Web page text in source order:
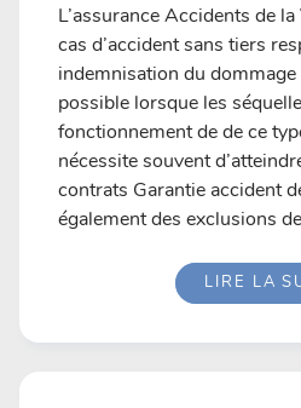
L’assurance Accidents de
cas d’accident sans tiers
indemnisation du
possible lorsque les
fonctionnement de de ce
nécessite souvent
contrats Garantie accident
également des exclusions
LIRE LA